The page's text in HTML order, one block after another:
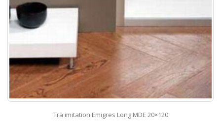
Trä imitation Emigres Long MDE 20×120